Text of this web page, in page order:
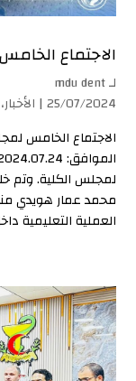
الاجتماع الخامس
لـmdu dent
25/07/2024 | الأخبار،
لمجلس الكلية. وتم
محمد عمار هويدي
العملية التعليمية